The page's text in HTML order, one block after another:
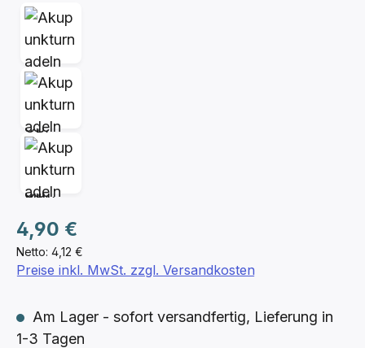
Netto: 4,12 €
Regulärer Preis:
4,90 €
Preise inkl. MwSt. zzgl. Versandkosten
Am Lager - sofort versandfertig, Lieferung in
1-3 Tagen